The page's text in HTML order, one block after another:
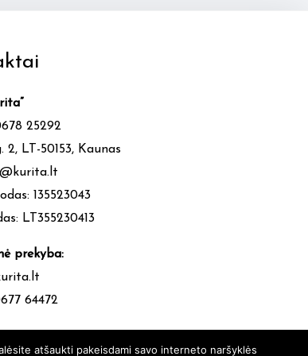
25292
2, LT-50153, Kaunas
135523043
LT355230413
prekyba:
64472
atšaukti pakeisdami savo interneto naršyklės